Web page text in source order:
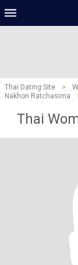
Thai Dating Site >
Nakhon Ratchasima
Thai